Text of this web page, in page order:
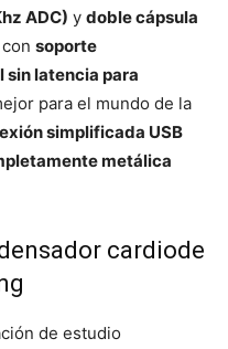
ADC) y doble cápsula
con soporte
sin latencia para
para el mundo de la
simplificada USB
metálica
cardiode
de estudio